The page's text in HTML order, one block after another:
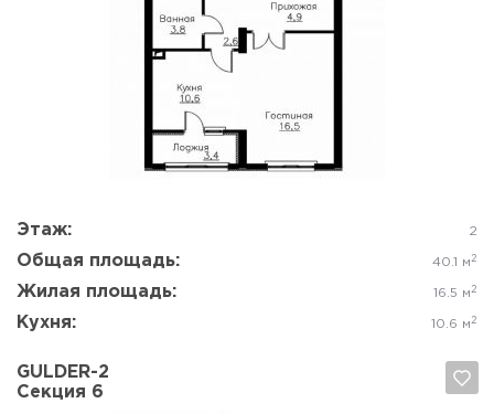
Этаж: 2
Общая площадь: 40.1 м 2
Жилая площадь: 16.5 м 2
Кухня: 10.6 м 2
Да, удалить Отмена
GULDER-2
Секция 6